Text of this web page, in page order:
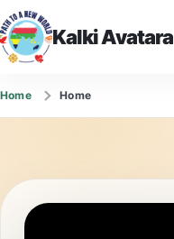
Kalki Avatara
Home Home